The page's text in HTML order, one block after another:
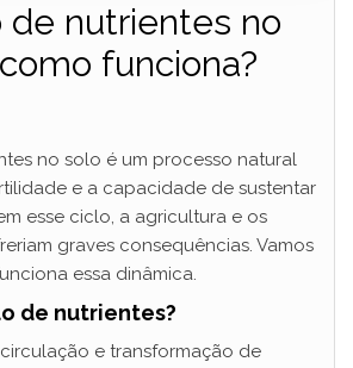
de nutrientes no
funciona?
no solo é um processo natural
e a capacidade de sustentar
esse ciclo, a agricultura e os
graves consequências. Vamos
essa dinâmica.
de nutrientes?
e transformação de